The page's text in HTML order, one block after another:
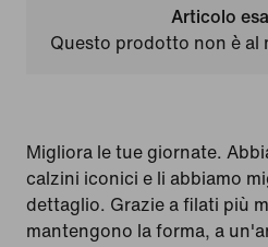
Articolo
Questo prodotto non è al
Migliora le tue giornate.
calzini iconici e li abbiamo
dettaglio. Grazie a filati più
mantengono la forma, a